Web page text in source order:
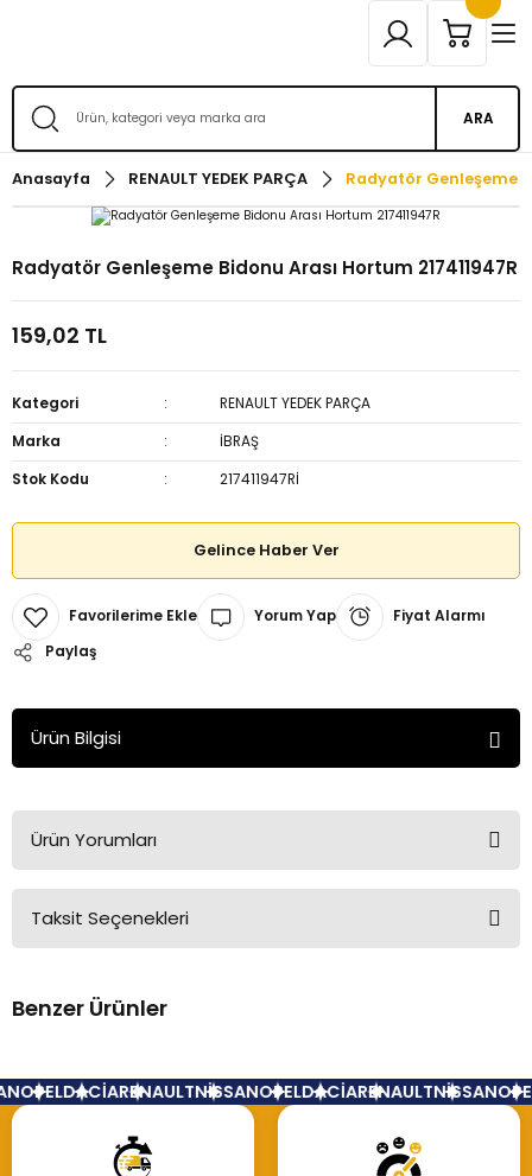
ARA
Anasayfa RENAULT YEDEK PARÇA Radyatör Genleşeme
Radyatör Genleşeme Bidonu Arası Hortum 217411947R
159,02 TL
Kategori
RENAULT YEDEK PARÇA
Marka
İBRAŞ
Stok Kodu
217411947Rİ
Gelince Haber Ver
Yorum Yap
Fiyat Alarmı
Paylaş
Ürün Bilgisi
Ürün Yorumları
Bu ürüne ilk yorumu siz yapın!
Taksit Seçenekleri
Benzer Ürünler
1.550,92 TL
OPELDACİARENAULTNİSSANOPELDACİARENAULTNİSSAN